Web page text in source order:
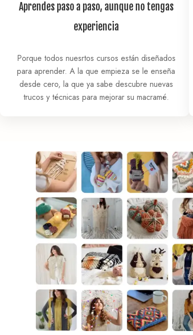
Aprendes paso a paso, aunque no tengas
experiencia
Porque todos nuesrtos cursos están diseñados
para aprender. A la que empieza se le enseña
desde cero, la que ya sabe descubre nuevas
trucos y técnicas para mejorar su macramé.